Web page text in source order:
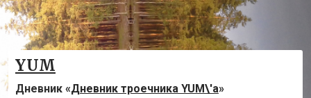
YUM
Дневник «Дневник троечника YUM\'а»